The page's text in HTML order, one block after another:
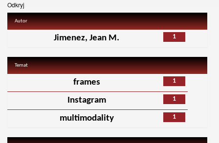
Odkryj
Autor
1
Jimenez, Jean M.
Temat
1
frames
1
Instagram
1
multimodality